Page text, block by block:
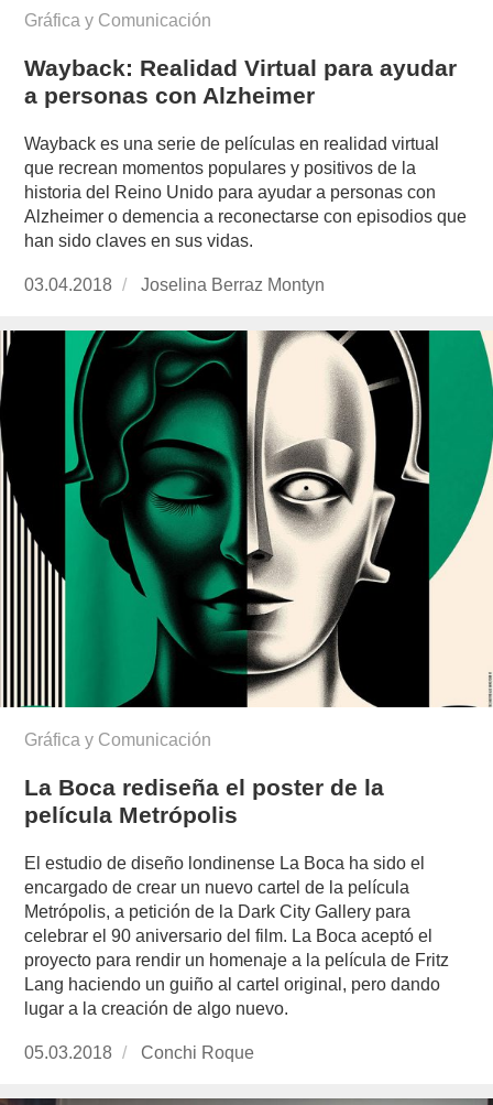
Gráfica y Comunicación
Wayback: Realidad Virtual para ayudar
a personas con Alzheimer
Wayback es una serie de películas en realidad virtual
que recrean momentos populares y positivos de la
historia del Reino Unido para ayudar a personas con
Alzheimer o demencia a reconectarse con episodios que
han sido claves en sus vidas.
Publicado
03.04.2018
https://www.experimenta.es/author/joselina-
montyn/
Joselina Berraz Montyn
Gráfica y Comunicación
La Boca rediseña el poster de la
película Metrópolis
El estudio de diseño londinense La Boca ha sido el
encargado de crear un nuevo cartel de la película
Metrópolis, a petición de la Dark City Gallery para
celebrar el 90 aniversario del film. La Boca aceptó el
proyecto para rendir un homenaje a la película de Fritz
Lang haciendo un guiño al cartel original, pero dando
lugar a la creación de algo nuevo.
Publicado
05.03.2018
https://www.experimenta.es/author/conchi-
Conchi Roque